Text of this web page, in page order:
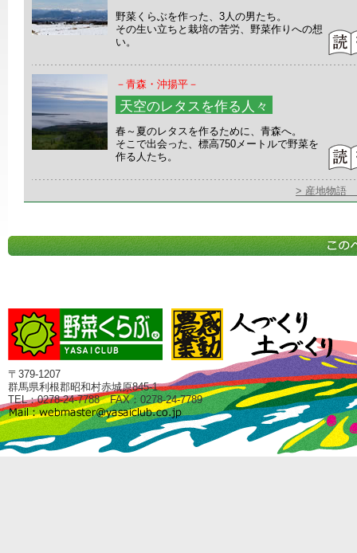
野菜くらぶを作った、3人の男たち。
その生い立ちと栽培の苦労、野菜作りへの想
い。
－青森・沖揚平－
天空のレタスを作る人々
春～夏のレタスを作るために、青森へ。
そこで出会った、標高750メートルで野菜を
作る人たち。
> 産地物語
〒379-1207
群馬県利根郡昭和村赤城原845-1
TEL：0278-24-7788 FAX：0278-24-7789